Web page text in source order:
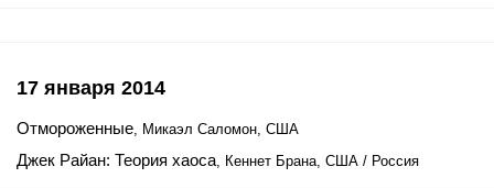
17 января 2014
Отмороженные, Микаэл Саломон, США
Джек Райан: Теория хаоса, Кеннет Брана, США / Россия